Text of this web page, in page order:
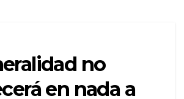
no
en nada a